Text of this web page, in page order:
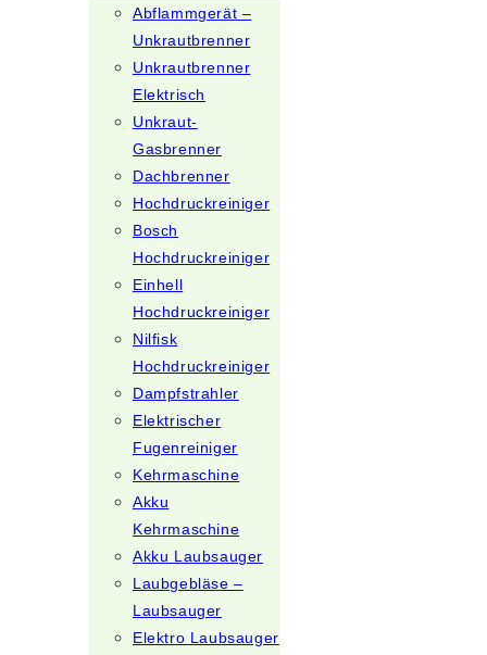
Abflammgerät –
Unkrautbrenner
Unkrautbrenner
Elektrisch
Unkraut-
Gasbrenner
Dachbrenner
Hochdruckreiniger
Bosch
Hochdruckreiniger
Einhell
Hochdruckreiniger
Nilfisk
Hochdruckreiniger
Dampfstrahler
Elektrischer
Fugenreiniger
Kehrmaschine
Akku
Kehrmaschine
Akku Laubsauger
Laubgebläse –
Laubsauger
Elektro Laubsauger